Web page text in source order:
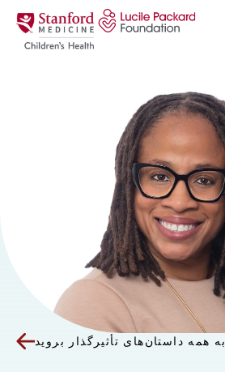
پرش به محتوا
به همه داستان‌های تأثیرگذار بروید